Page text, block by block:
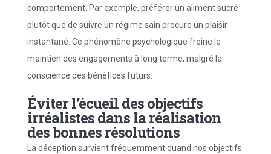
comportement. Par exemple, préférer un aliment sucré
plutôt que de suivre un régime sain procure un plaisir
instantané. Ce phénomène psychologique freine le
maintien des engagements à long terme, malgré la
conscience des bénéfices futurs.
Éviter l’écueil des objectifs
irréalistes dans la réalisation
des bonnes résolutions
La déception survient fréquemment quand nos objectifs